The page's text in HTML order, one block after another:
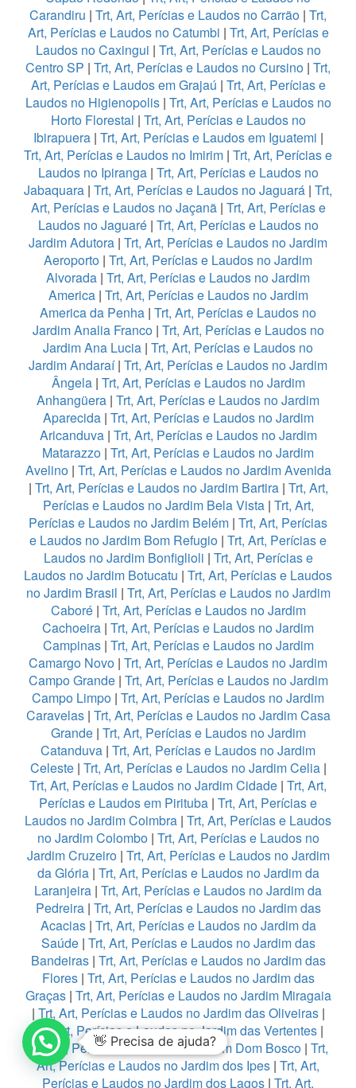
Carandiru | Trt, Art, Perícias e Laudos no Carrão | Trt,
Art, Perícias e Laudos no Catumbi | Trt, Art, Perícias e
Laudos no Caxingui | Trt, Art, Perícias e Laudos no
Centro SP | Trt, Art, Perícias e Laudos no Cursino | Trt,
Art, Perícias e Laudos em Grajaú | Trt, Art, Perícias e
Laudos no Higienopolis| Trt, Art, Perícias e Laudos no
Horto Florestal | Trt, Art, Perícias e Laudos no
Ibirapuera| Trt, Art, Perícias e Laudos em Iguatemi |
Trt, Art, Perícias e Laudos no Imirim | Trt, Art, Perícias e
Laudos no Ipiranga| Trt, Art, Perícias e Laudos no
Jabaquara | Trt, Art, Perícias e Laudos no Jaguará | Trt,
Art, Perícias e Laudos no Jaçanã| Trt, Art, Perícias e
Laudos no Jaguaré| Trt, Art, Perícias e Laudos no
Jardim Adutora | Trt, Art, Perícias e Laudos no Jardim
Aeroporto | Trt, Art, Perícias e Laudos no Jardim
Alvorada | Trt, Art, Perícias e Laudos no Jardim
America| Trt, Art, Perícias e Laudos no Jardim
America da Penha | Trt, Art, Perícias e Laudos no
Jardim Analia Franco| Trt, Art, Perícias e Laudos no
Jardim Ana Lucia | Trt, Art, Perícias e Laudos no
Jardim Andaraí| Trt, Art, Perícias e Laudos no Jardim
Ângela| Trt, Art, Perícias e Laudos no Jardim
Anhangüera | Trt, Art, Perícias e Laudos no Jardim
Aparecida| Trt, Art, Perícias e Laudos no Jardim
Aricanduva| Trt, Art, Perícias e Laudos no Jardim
Matarazzo | Trt, Art, Perícias e Laudos no Jardim
Avelino| Trt, Art, Perícias e Laudos no Jardim Avenida
| Trt, Art, Perícias e Laudos no Jardim Bartira| Trt, Art,
Perícias e Laudos no Jardim Bela Vista| Trt, Art,
Perícias e Laudos no Jardim Belém | Trt, Art, Perícias
e Laudos no Jardim Bom Refugio | Trt, Art, Perícias e
Laudos no Jardim Bonfiglioli | Trt, Art, Perícias e
Laudos no Jardim Botucatu | Trt, Art, Perícias e Laudos
no Jardim Brasil | Trt, Art, Perícias e Laudos no Jardim
Caboré| Trt, Art, Perícias e Laudos no Jardim
Cachoeira | Trt, Art, Perícias e Laudos no Jardim
Campinas| Trt, Art, Perícias e Laudos no Jardim
Camargo Novo | Trt, Art, Perícias e Laudos no Jardim
Campo Grande| Trt, Art, Perícias e Laudos no Jardim
Campo Limpo | Trt, Art, Perícias e Laudos no Jardim
Caravelas| Trt, Art, Perícias e Laudos no Jardim Casa
Grande| Trt, Art, Perícias e Laudos no Jardim
Catanduva | Trt, Art, Perícias e Laudos no Jardim
Celeste| Trt, Art, Perícias e Laudos no Jardim Celia|
Trt, Art, Perícias e Laudos no Jardim Cidade | Trt, Art,
Perícias e Laudos em Pirituba | Trt, Art, Perícias e
Laudos no Jardim Coimbra | Trt, Art, Perícias e Laudos
no Jardim Colombo| Trt, Art, Perícias e Laudos no
Jardim Cruzeiro| Trt, Art, Perícias e Laudos no Jardim
da Glória| Trt, Art, Perícias e Laudos no Jardim da
Laranjeira | Trt, Art, Perícias e Laudos no Jardim da
Pedreira| Trt, Art, Perícias e Laudos no Jardim das
Acacias| Trt, Art, Perícias e Laudos no Jardim da
Saúde| Trt, Art, Perícias e Laudos no Jardim das
Bandeiras| Trt, Art, Perícias e Laudos no Jardim das
Flores| Trt, Art, Perícias e Laudos no Jardim das
Graças| Trt, Art, Perícias e Laudos no Jardim Miragaia
| Trt, Art, Perícias e Laudos no Jardim das Oliveiras|
Trt, Art, Perícias e Laudos no Jardim das Vertentes|
Trt, Art, Perícias e Laudos no Jardim Dom Bosco| Trt,
Art, Perícias e Laudos no Jardim dos Ipes | Trt, Art,
Perícias e Laudos no Jardim dos Lagos | Trt, Art,
1